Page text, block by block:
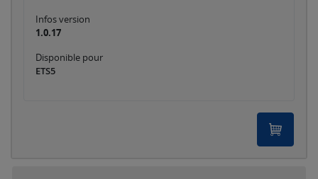
Infos version
1.0.17
Disponible pour
ETS5